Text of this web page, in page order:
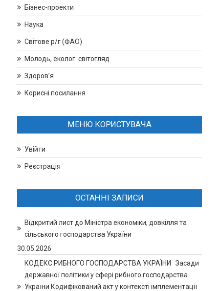
Бізнес-проекти
Наука
Світове р/г (ФАО)
Молодь, еколог. світогляд
Здоров’я
Корисні посилання
МЕНЮ КОРИСТУВАЧА
Увійти
Реєстрація
ОСТАННІ ЗАПИСИ
Відкритий лист до Міністра економіки, довкілля та
сільського господарства України
30.05.2026
КОДЕКС РИБНОГО ГОСПОДАРСТВА УКРАЇНИ Засади
державної політики у сфері рибного господарства
України Кодифікований акт у контексті імплементації